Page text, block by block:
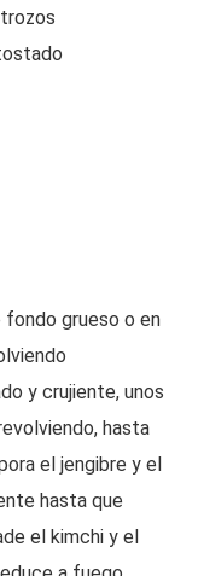
fondo grueso o en
y crujiente, unos
hasta
el jengibre y el
hasta que
el kimchi y el